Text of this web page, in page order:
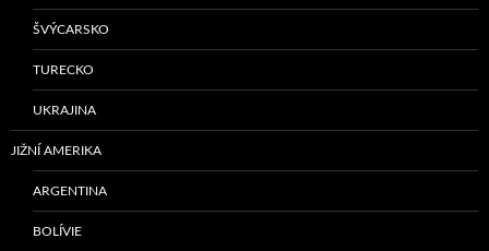
ŠVÝCARSKO
TURECKO
UKRAJINA
JIŽNÍ AMERIKA
ARGENTINA
BOLÍVIE